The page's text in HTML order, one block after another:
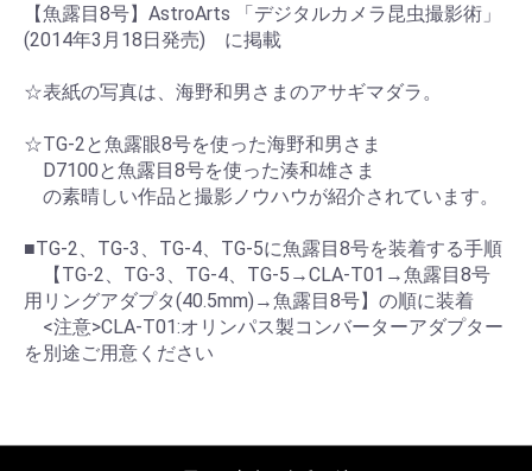
【魚露目8号】AstroArts 「デジタルカメラ昆虫撮影術」
(2014年3月18日発売) に掲載
☆表紙の写真は、海野和男さまのアサギマダラ。
☆TG-2と魚露眼8号を使った海野和男さま
D7100と魚露目8号を使った湊和雄さま
の素晴しい作品と撮影ノウハウが紹介されています。
■TG-2、TG-3、TG-4、TG-5に魚露目8号を装着する手順
【TG-2、TG-3、TG-4、TG-5→CLA-T01→魚露目8号
用リングアダプタ(40.5mm)→魚露目8号】の順に装着
<注意>CLA-T01:オリンパス製コンバーターアダプター
を別途ご用意ください